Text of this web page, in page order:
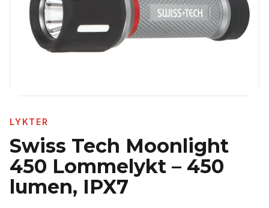
LYKTER
Swiss Tech Moonlight
450 Lommelykt – 450
lumen, IPX7